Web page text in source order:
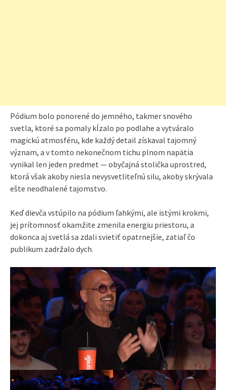
Pódium bolo ponorené do jemného, takmer snového
svetla, ktoré sa pomaly kĺzalo po podlahe a vytváralo
magickú atmosféru, kde každý detail získaval tajomný
význam, a v tomto nekonečnom tichu plnom napätia
vynikal len jeden predmet — obyčajná stolička uprostred,
ktorá však akoby niesla nevysvetliteľnú silu, akoby skrývala
ešte neodhalené tajomstvo.
Keď dievča vstúpilo na pódium ľahkými, ale istými krokmi,
jej prítomnosť okamžite zmenila energiu priestoru, a
dokonca aj svetlá sa zdali svietiť opatrnejšie, zatiaľ čo
publikum zadržalo dych.